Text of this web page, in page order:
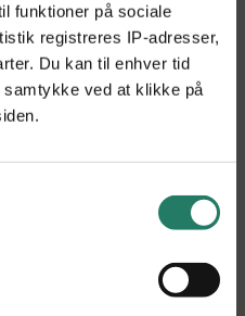
funktioner på sociale
registreres IP-adresser,
Du kan til enhver tid
ved at klikke på
ved Landbrug &
Fødevarer.
hvidblomstret raps
da den kræver
Og så er det jo
sidegevinst at olien fra
sammenlignet med